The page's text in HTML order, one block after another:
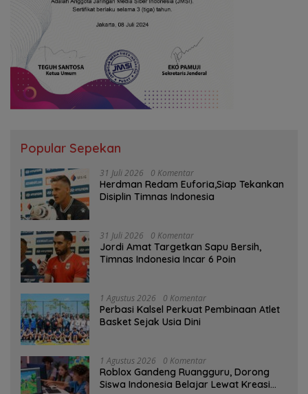
Popular Sepekan
31 Juli 2026 0 Komentar
Herdman Redam Euforia,Siap Tekankan
Disiplin Timnas Indonesia
31 Juli 2026 0 Komentar
Jordi Amat Targetkan Sapu Bersih,
Timnas Indonesia Incar 6 Poin
1 Agustus 2026 0 Komentar
Perbasi Kalsel Perkuat Pembinaan Atlet
Basket Sejak Usia Dini
1 Agustus 2026 0 Komentar
Roblox Gandeng Ruangguru, Dorong
Siswa Indonesia Belajar Lewat Kreasi